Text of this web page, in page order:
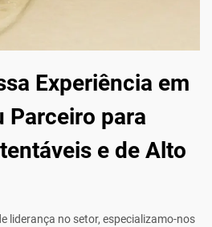
Experiência em
Parceiro para
e de Alto
liderança no setor, especializamo-nos